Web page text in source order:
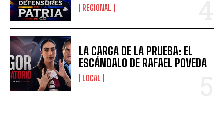
REGIONAL
LA CARGA DE LA PRUEBA: EL
ESCÁNDALO DE RAFAEL POVEDA
LOCAL